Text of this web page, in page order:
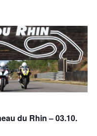
du Rhin – 03.10.